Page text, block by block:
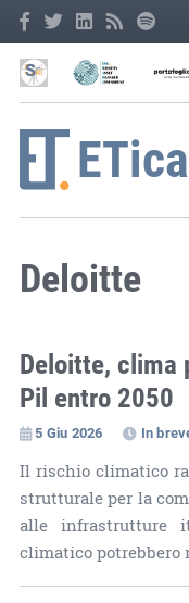
Deloitte
Deloitte, clima
Pil entro 2050
5 Giu 2026 In
Il rischio climatico
strutturale per la
alle infrastrutture
climatico potrebbero